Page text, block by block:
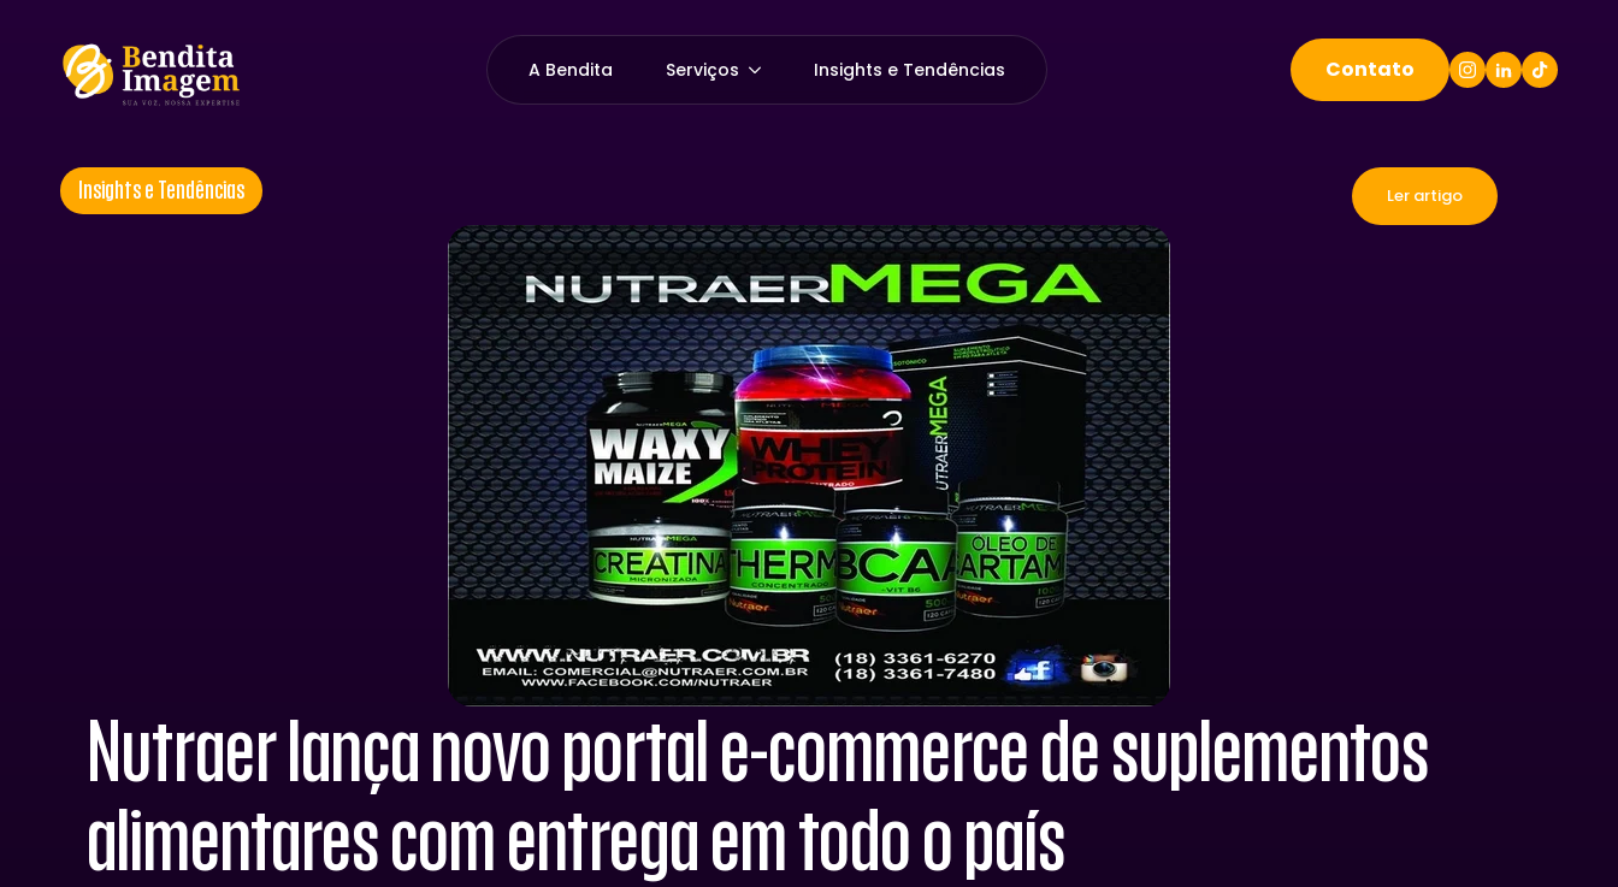
A Bendita Serviços Insights e Tendências Contato
Insights e Tendências Ler artigo
Nutraer lança novo portal e-commerce de suplementos
alimentares com entrega em todo o país